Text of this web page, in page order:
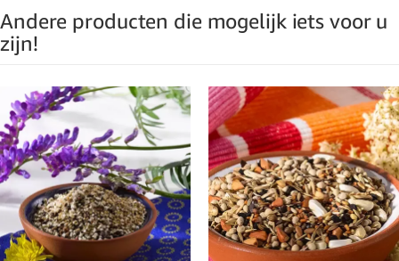
Andere producten die mogelijk iets voor u
zijn!